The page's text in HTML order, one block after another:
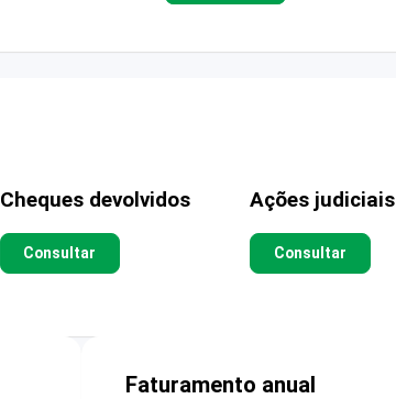
Cheques devolvidos
Consultar
Ações judiciais
Consultar
Faturamento anual